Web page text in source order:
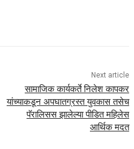
Next article
सामाजिक कार्यकर्ते निलेश कापकर
यांच्याकडून अपघातग्रस्त युवकास तसेच
पॅरालिसस झालेल्या पीडित महिलेस
आर्थिक मदत